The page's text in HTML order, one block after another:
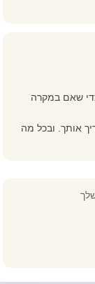
שאם במקרה
אותך. ובכל מה